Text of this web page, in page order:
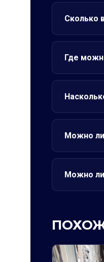
Сколько
Где
Можно ли
Можно ли